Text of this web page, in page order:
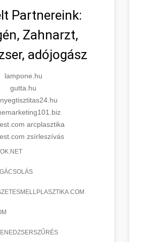
Partnereink:
Zahnarzt,
adójogász
lampone.hu
gutta.hu
arcplasztika
zsírleszívás